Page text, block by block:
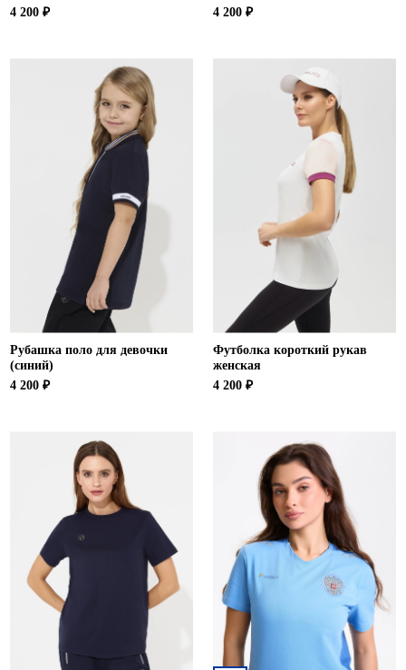
4 200 ₽
4 200 ₽
Рубашка поло для девочки
(синий)
4 200 ₽
Футболка короткий рукав
женская
4 200 ₽